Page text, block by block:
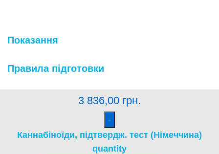
Показання
Правила підготовки
3 836,00 грн.
Каннабіноїди, підтвердж. тест (Німеччина)
quantity